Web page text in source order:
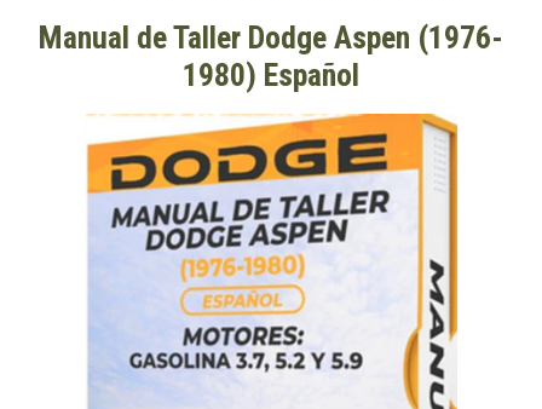
Manual de Taller Dodge Aspen (1976-
1980) Español